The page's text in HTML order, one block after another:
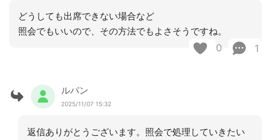
どうしても出席できない場合など
照会でもいいので、その方法でもよさそうですね。
0 1
ルパン
2025/11/07 15:32
返信ありがとうございます。照会で処理していきたい